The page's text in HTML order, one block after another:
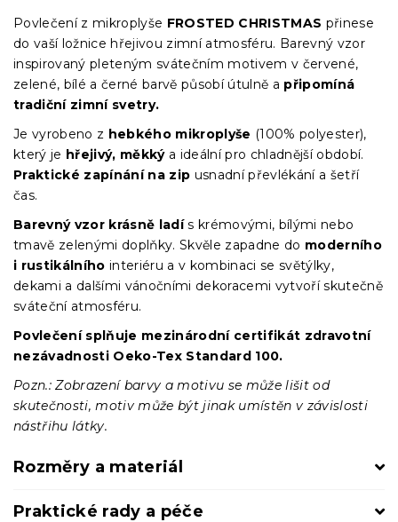
Povlečení z mikroplyše FROSTED CHRISTMAS přinese
do vaší ložnice hřejivou zimní atmosféru. Barevný vzor
inspirovaný pleteným svátečním motivem v červené,
zelené, bílé a černé barvě působí útulně a připomíná
tradiční zimní svetry.
Je vyrobeno z hebkého mikroplyše (100% polyester),
který je hřejivý, měkkýa ideální pro chladnější období.
Praktické zapínání na zip usnadní převlékání a šetří
čas.
Barevný vzor krásně ladís krémovými, bílými nebo
tmavě zelenými doplňky. Skvěle zapadne do moderního
i rustikálního interiéru a v kombinaci se světýlky,
dekami a dalšími vánočními dekoracemi vytvoří skutečně
sváteční atmosféru.
Povlečení splňuje mezinárodní certifikát zdravotní
nezávadnosti Oeko-Tex Standard 100.
Pozn.: Zobrazení barvy a motivu se může lišit od
skutečnosti, motiv může být jinak umístěn v závislosti
nástřihu látky.
Rozměry a materiál
Praktické rady a péče